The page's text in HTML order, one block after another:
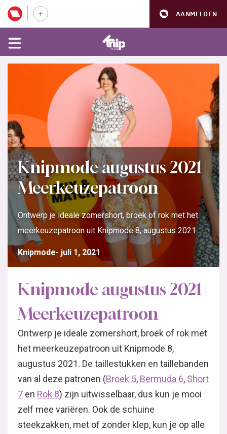
AANMELDEN
Knipmode augustus 2021 |
Meerkeuzepatroon
Ontwerp je ideale zomershort, broek of rok met het
meerkeuzepatroon uit Knipmode 8, augustus 2021.
Knipmode juli 1, 2021
Knipmode augustus 2021 |
Meerkeuzepatroon
Ontwerp je ideale zomershort, broek of rok met
het meerkeuzepatroon uit Knipmode 8,
augustus 2021. De taillestukken en taillebanden
van al deze patronen (Broek 5, Bermuda 6, Short
7 en Rok 8) zijn uitwisselbaar, dus kun je mooi
zelf mee variëren. Ook de schuine
steekzakken, met of zonder klep, kun je op alle